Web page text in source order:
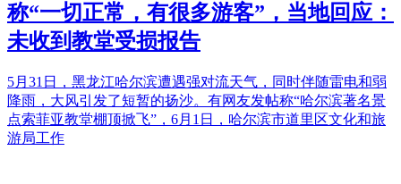
称“一切正常，有很多游客”，当地回应：
未收到教堂受损报告
5月31日，黑龙江哈尔滨遭遇强对流天气，同时伴随雷电和弱
降雨，大风引发了短暂的扬沙。有网友发帖称“哈尔滨著名景
点索菲亚教堂棚顶掀飞”，6月1日，哈尔滨市道里区文化和旅
游局工作